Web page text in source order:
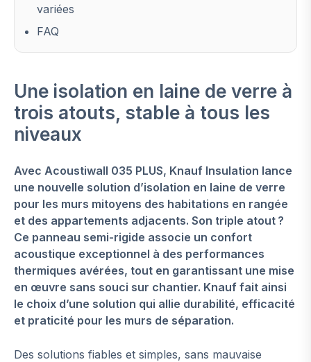
variées
FAQ
Une isolation en laine de verre à
trois atouts, stable à tous les
niveaux
Avec Acoustiwall 035 PLUS, Knauf Insulation lance
une nouvelle solution d’isolation en laine de verre
pour les murs mitoyens des habitations en rangée
et des appartements adjacents. Son triple atout ?
Ce panneau semi-rigide associe un confort
acoustique exceptionnel à des performances
thermiques avérées, tout en garantissant une mise
en œuvre sans souci sur chantier. Knauf fait ainsi
le choix d’une solution qui allie durabilité, efficacité
et praticité pour les murs de séparation.
Des solutions fiables et simples, sans mauvaise